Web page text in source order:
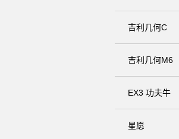
吉利几何C
吉利几何M6
EX3 功夫牛
星愿